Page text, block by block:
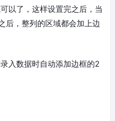
以了，这样设置完之后，当
后，整列的区域都会加上边